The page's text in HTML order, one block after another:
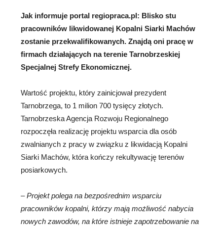
Jak informuje portal regiopraca.pl: Blisko stu
pracowników likwidowanej Kopalni Siarki Machów
zostanie przekwalifikowanych. Znajdąoni pracę w
firmach działających na terenie Tarnobrzeskiej
Specjalnej Strefy Ekonomicznej.
Wartość projektu, który zainicjował prezydent
Tarnobrzega, to 1 milion 700 tysięcy złotych.
Tarnobrzeska Agencja Rozwoju Regionalnego
rozpoczęła realizację projektu wsparcia dla osób
zwalnianych z pracy w związku z likwidacją Kopalni
Siarki Machów, która kończy rekultywację terenów
posiarkowych.
–Projekt polega na bezpośrednim wsparciu
pracowników kopalni, którzy mają możliwość nabycia
nowych zawodów, na które istnieje zapotrzebowanie na